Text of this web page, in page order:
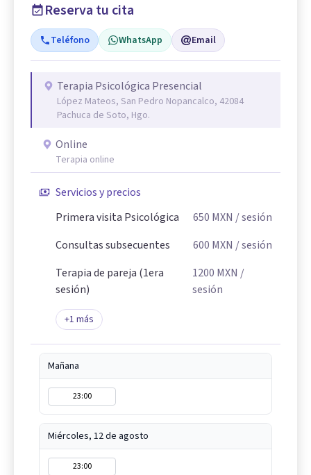
Reserva tu cita
Teléfono WhatsApp Email
Terapia Psicológica Presencial
López Mateos, San Pedro Nopancalco, 42084
Pachuca de Soto, Hgo.
Online
Terapia online
Servicios y precios
Primera visita Psicológica
650 MXN / sesión
Consultas subsecuentes
600 MXN / sesión
Terapia de pareja (1era
sesión)
1200 MXN /
sesión
+1 más
Mañana
23:00
Miércoles, 12 de agosto
23:00